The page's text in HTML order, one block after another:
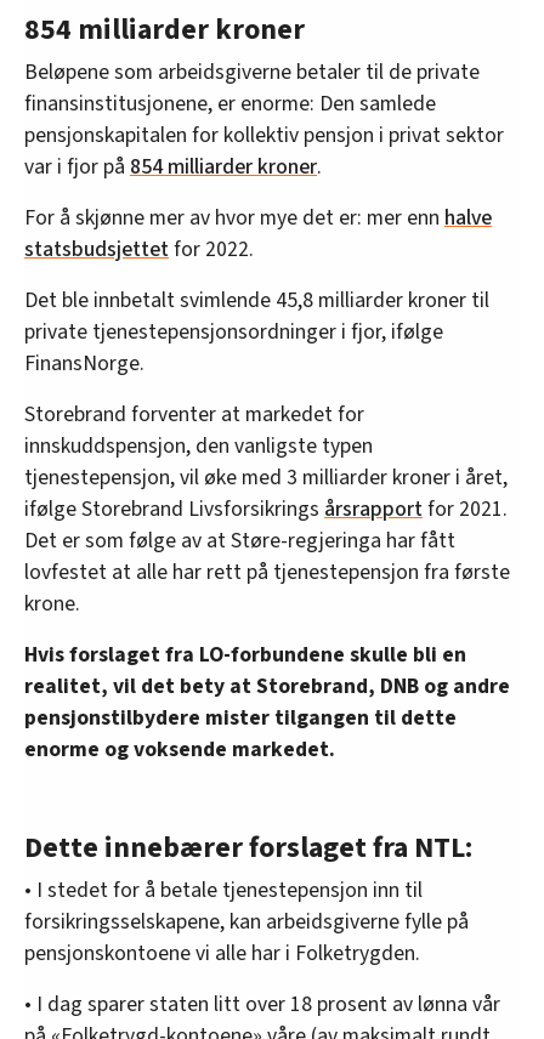
854 milliarder kroner
Beløpene som arbeidsgiverne betaler til de private
finansinstitusjonene, er enorme: Den samlede
pensjonskapitalen for kollektiv pensjon i privat sektor
var i fjor på 854 milliarder kroner.
For å skjønne mer av hvor mye det er: mer enn halve
statsbudsjettetfor 2022.
Det ble innbetalt svimlende 45,8 milliarder kroner til
private tjenestepensjonsordninger i fjor, ifølge
FinansNorge.
Storebrand forventer at markedet for
innskuddspensjon, den vanligste typen
tjenestepensjon, vil øke med 3 milliarder kroner i året,
ifølge Storebrand Livsforsikrings årsrapportfor 2021.
Det er som følge av at Støre-regjeringa har fått
lovfestet at alle har rett på tjenestepensjon fra første
krone.
Hvis forslaget fra LO-forbundene skulle bli en
realitet, vil det bety at Storebrand, DNB og andre
pensjonstilbydere mister tilgangen til dette
enorme og voksende markedet.
Dette innebærer forslaget fra NTL:
• I stedet for å betale tjenestepensjon inn til
forsikringsselskapene, kan arbeidsgiverne fylle på
pensjonskontoene vi alle har i Folketrygden.
• I dag sparer staten litt over 18 prosent av lønna vår